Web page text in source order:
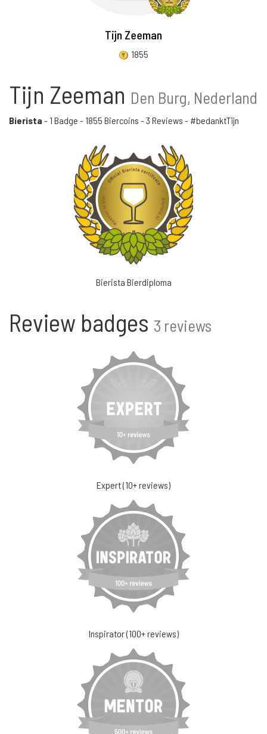
Tijn Zeeman
1855
Tijn Zeeman Den Burg, Nederland
Bierista - 1 Badge - 1855 Biercoins - 3 Reviews - #bedanktTijn
Bierista Bierdiploma
Review badges 3 reviews
Expert (10+ reviews)
Inspirator (100+ reviews)